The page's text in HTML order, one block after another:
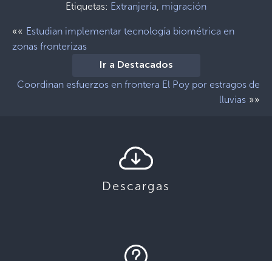
Etiquetas: Extranjería, migración
«« Estudian implementar tecnología biométrica en
zonas fronterizas
Ir a Destacados
Coordinan esfuerzos en frontera El Poy por estragos de
lluvias »»
Descargas